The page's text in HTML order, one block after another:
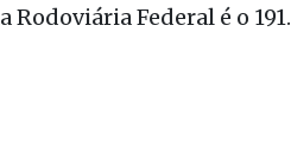
Federal é o 191.